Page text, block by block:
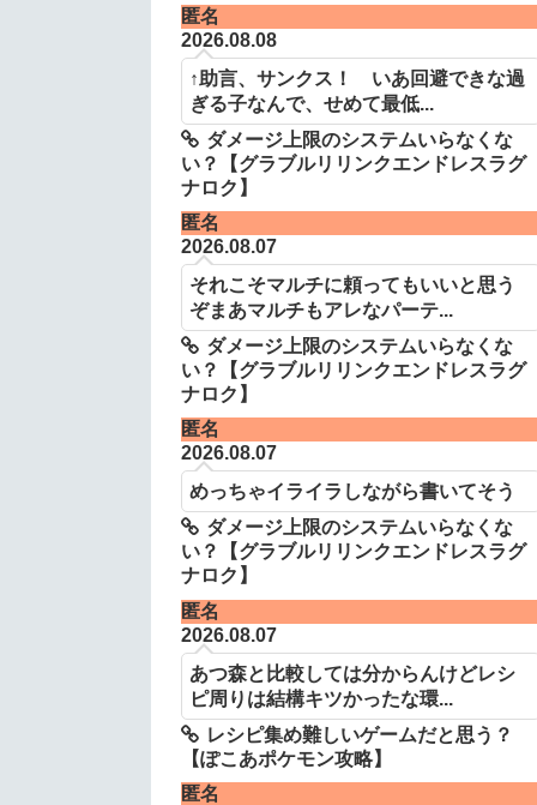
匿名
2026.08.08
↑助言、サンクス！ いあ回避できな過
ぎる子なんで、せめて最低...
ダメージ上限のシステムいらなくな
い？【グラブルリリンクエンドレスラグ
ナロク】
匿名
2026.08.07
それこそマルチに頼ってもいいと思う
ぞまあマルチもアレなパーテ...
ダメージ上限のシステムいらなくな
い？【グラブルリリンクエンドレスラグ
ナロク】
匿名
2026.08.07
めっちゃイライラしながら書いてそう
ダメージ上限のシステムいらなくな
い？【グラブルリリンクエンドレスラグ
ナロク】
匿名
2026.08.07
あつ森と比較しては分からんけどレシ
ピ周りは結構キツかったな環...
レシピ集め難しいゲームだと思う？
【ぽこあポケモン攻略】
匿名